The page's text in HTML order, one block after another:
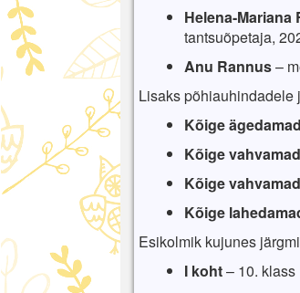
Helena-Mariana
tantsuõpetaja,
Anu Rannus–
Lisaks põhiauhindadele
Kõige
Kõige
Kõige
Kõige
Esikolmik kujunes
I koht– 10. klass